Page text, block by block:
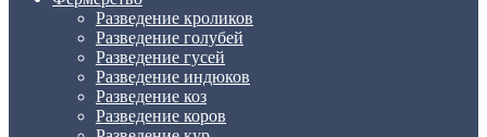
Разведение кроликов
Разведение голубей
Разведение гусей
Разведение индюков
Разведение коз
Разведение коров